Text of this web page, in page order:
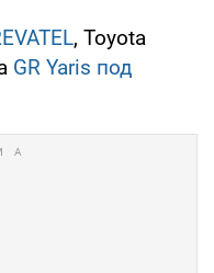
, Toyota
GR Yaris под